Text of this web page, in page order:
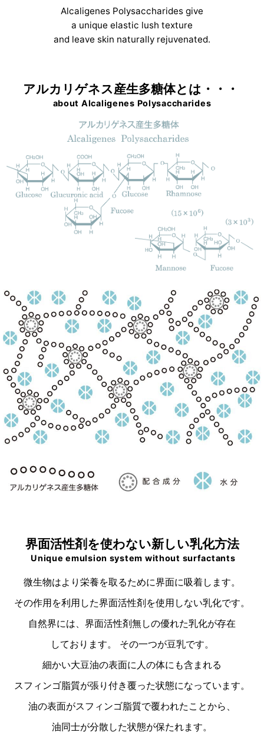
Alcaligenes Polysaccharides give
a unique elastic lush texture
and leave skin naturally rejuvenated.
アルカリゲネス産生多糖体とは・・・
about Alcaligenes Polysaccharides
界面活性剤を使わない新しい乳化方法
Unique emulsion system without surfactants
微生物はより栄養を取るために界面に吸着します。
その作用を利用した界面活性剤を使用しない乳化です。
自然界には、界面活性剤無しの優れた乳化が存在
しております。 その一つが豆乳です。
細かい大豆油の表面に人の体にも含まれる
スフィンゴ脂質が張り付き覆った状態になっています。
油の表面がスフィンゴ脂質で覆われたことから、
油同士が分散した状態が保たれます。